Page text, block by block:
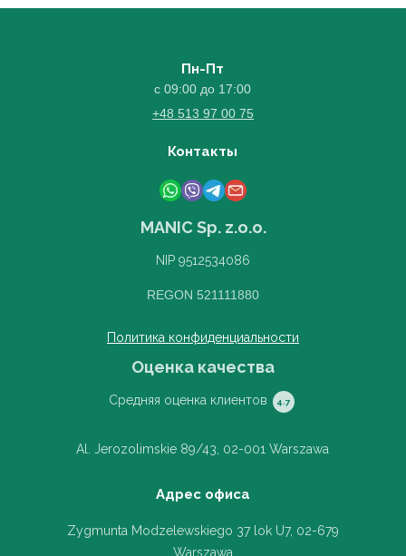
MANIC Sp. z.o.o.
NIP 9512534086
REGON 521111880
Политика конфиденциальности
Оценка качества
Средняя оценка клиентов 4.7
Пн-Пт
с 09:00 до 17:00
+48 513 97 00 75
Контакты
Al. Jerozolimskie 89/43, 02-001 Warszawa
Адрес офиса
Zygmunta Modzelewskiego 37 lok U7, 02-679
Warszawa